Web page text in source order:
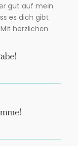
gut auf mein
es dich gibt
herzlichen